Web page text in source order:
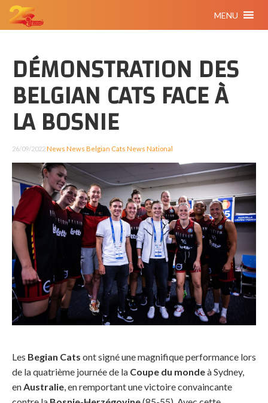
MENU
DÉMONSTRATION DES
BELGIAN CATS FACE À
LA BOSNIE
26/09/2022News News Belgian Cats News National
Les Begian Cats ont signé une magnifique performance lors
de la quatrième journée de la Coupe du mondeà Sydney,
en Australie , en remportant une victoire convaincante